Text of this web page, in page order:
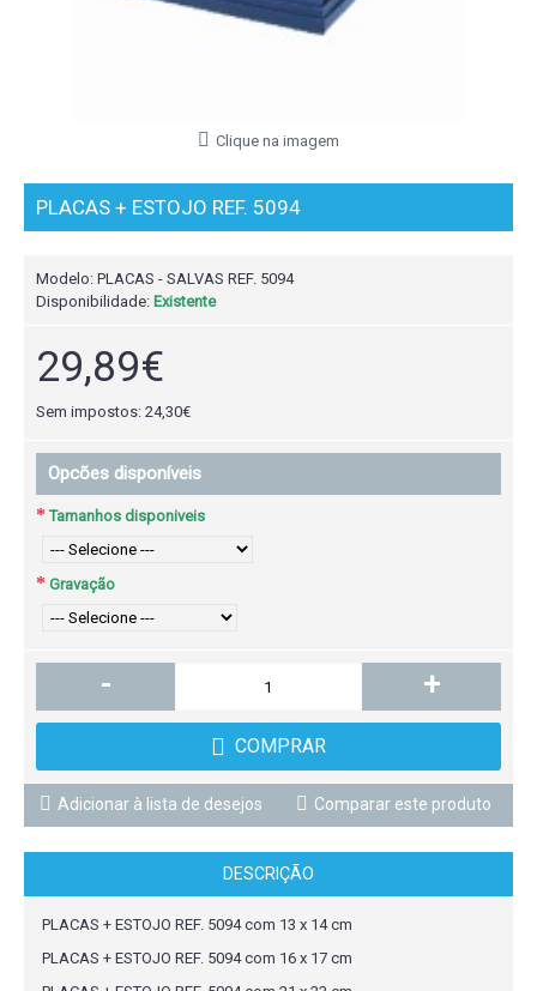
Clique na imagem
PLACAS + ESTOJO REF. 5094
Modelo: PLACAS - SALVAS REF. 5094
Disponibilidade: Existente
29,89€
Sem impostos: 24,30€
Opcões disponíveis
Tamanhos disponiveis
Gravação
- +
COMPRAR
Adicionar à lista de desejos Comparar este produto
DESCRIÇÃO
PLACAS + ESTOJO REF. 5094 com 13 x 14 cm
PLACAS + ESTOJO REF. 5094 com 16 x 17 cm